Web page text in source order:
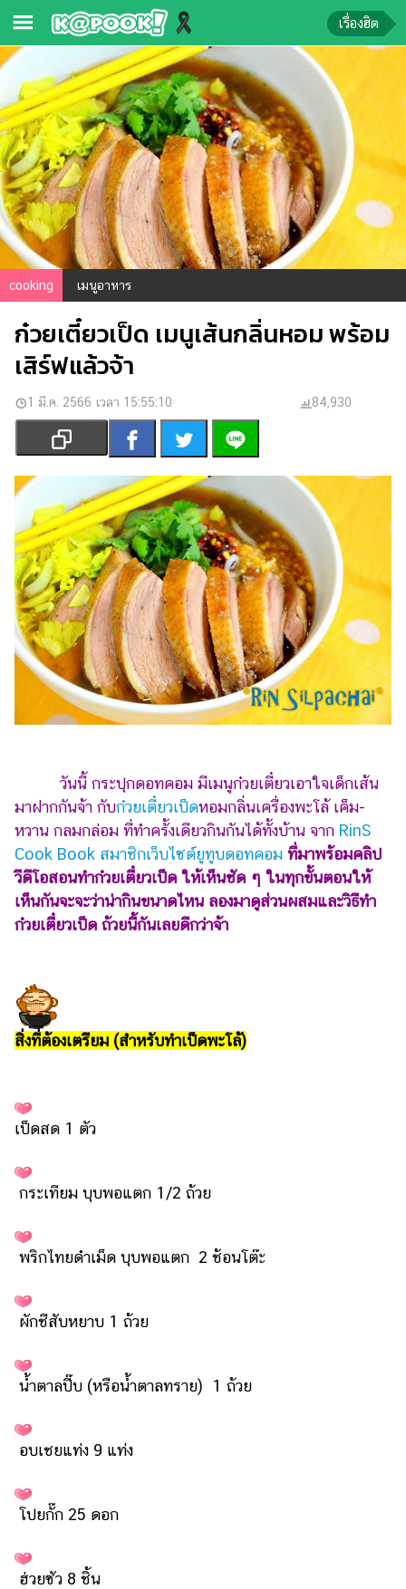
ข่าว-
ความ
รู้
ข่าว
ข่าว
บันเทิง
ตรวจ
หวย
บอล
สด
เงิน
การ
บันเทิง
รูปภาพ
ดู
หนัง
Music
Station
ละคร
บันเทิง
ไลฟ์
ไตล์
ดูด
วง
หญิง
สุขภาพ
ท่อง
อาหาร
ง่ายๆ
ช้อป
ปิ้ง
รถยนต์
และ
การ
มือ
ถือ
ราคา
ทอง
น้ำมัน
วา
ไร
เรื่องฮิต
cooking เมนูอาหาร
ก๋วยเตี๋ยวเป็ด เมนูเส้นกลิ่นหอม พร้อม
เสิร์ฟแล้วจ้า
1 มี.ค. 2566 เวลา 15:55:10 84,930
วันนี้ กระปุกดอทคอม มีเมนูก๋วยเตี๋ยวเอาใจเด็กเส้น
มาฝากกันจ้า กับก๋วยเตี๋ยวเป็ดหอมกลิ่นเครื่องพะโล้ เค็ม-
หวาน กลมกล่อม ที่ทำครั้งเดียวกินกันได้ทั้งบ้าน จาก RinS
Cook Book สมาชิกเว็บไซต์ยูทูบดอทคอม ที่มาพร้อมคลิป
วีดีโอสอนทำก๋วยเตี๋ยวเป็ด ให้เห็นชัด ๆ ในทุกขั้นตอนให้
เห็นกันจะจะว่าน่ากินขนาดไหน ลองมาดูส่วนผสมและวิธีทำ
ก๋วยเตี๋ยวเป็ด ถ้วยนี้กันเลยดีกว่าจ้า
สิ่งที่ต้องเตรียม (สำหรับทำเป็ดพะโล้)
เป็ดสด 1 ตัว
กระเทียม บุบพอแตก 1/2 ถ้วย
พริกไทยดำเม็ด บุบพอแตก 2 ช้อนโต๊ะ
ผักชีสับหยาบ 1 ถ้วย
น้ำตาลปี๊บ (หรือน้ำตาลทราย) 1 ถ้วย
อบเชยแท่ง 9 แท่ง
โปยกั๊ก 25 ดอก
ฮ่วยซัว 8 ชิ้น